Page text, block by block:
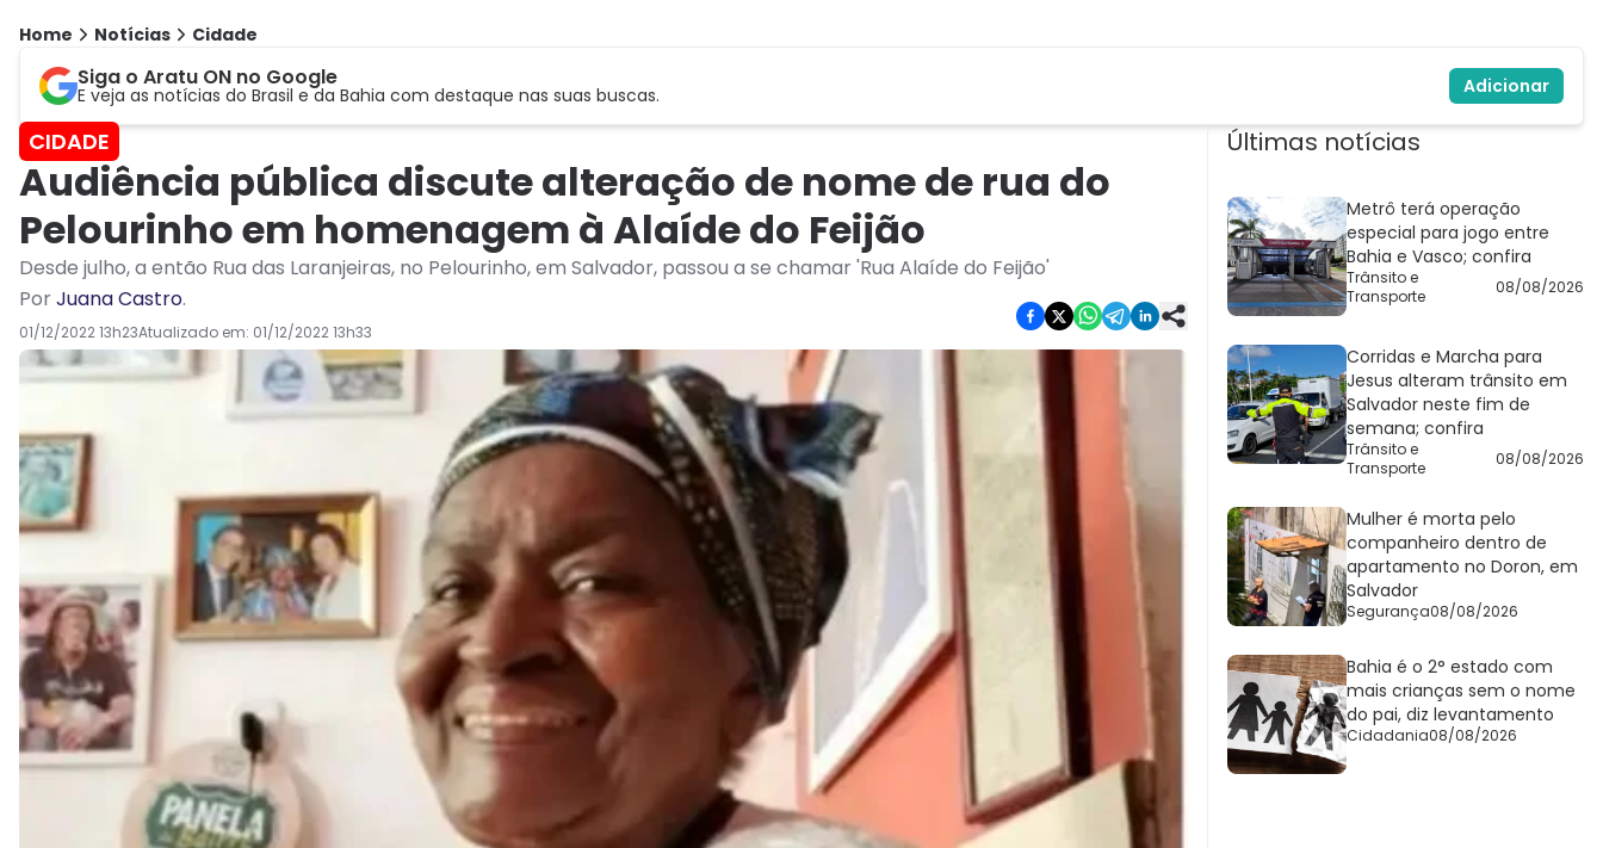
Home Notícias Cidade
Siga o Aratu ON no Google
E veja as notícias do Brasil e da Bahia com destaque nas suas buscas. Adicionar
CIDADE
Audiência pública discute alteração de nome de rua do
Pelourinho em homenagem à Alaíde do Feijão
Desde julho, a então Rua das Laranjeiras, no Pelourinho, em Salvador, passou a se chamar 'Rua Alaíde do Feijão'
PorJuana Castro.
01/12/2022 13h23Atualizado em: 01/12/2022 13h33
Últimas notícias
Metrô terá operação
especial para jogo entre
Bahia e Vasco; confira
Trânsito e
Transporte
08/08/2026
Corridas e Marcha para
Jesus alteram trânsito em
Salvador neste fim de
semana; confira
Trânsito e
Transporte
08/08/2026
Mulher é morta pelo
companheiro dentro de
apartamento no Doron, em
Salvador
Segurança08/08/2026
Bahia é o 2° estado com
mais crianças sem o nome
do pai, diz levantamento
Cidadania08/08/2026